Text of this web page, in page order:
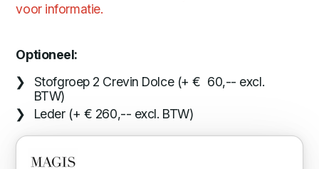
voor informatie.
Optioneel:
Stofgroep 2 Crevin Dolce (+ € 60,-- excl.
BTW)
Leder (+ € 260,-- excl. BTW)